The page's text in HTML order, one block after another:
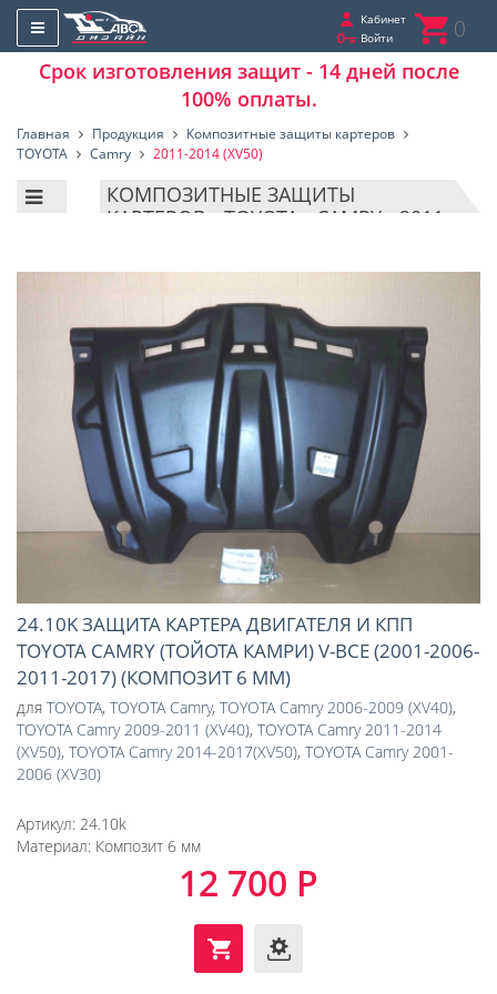
Кабинет
Войти
0
Срок изготовления защит - 14 дней после
100% оплаты.
Главная Продукция
Композитные защиты картеров
TOYOTA
Camry 2011-2014 (XV50)
КОМПОЗИТНЫЕ ЗАЩИТЫ
КАРТЕРОВ - TOYOTA - CAMRY - 2011-
24.10K ЗАЩИТА КАРТЕРА ДВИГАТЕЛЯ И КПП
TOYOTA CAMRY (ТОЙОТА КАМРИ) V-ВСЕ (2001-2006-
2011-2017) (КОМПОЗИТ 6 ММ)
для TOYOTA, TOYOTA Camry, TOYOTA Camry 2006-2009 (XV40),
TOYOTA Camry 2009-2011 (XV40), TOYOTA Camry 2011-2014
(XV50), TOYOTA Camry 2014-2017(XV50), TOYOTA Camry 2001-
2006 (XV30)
Артикул: 24.10k
Материал: Композит 6 мм
12 700 Р